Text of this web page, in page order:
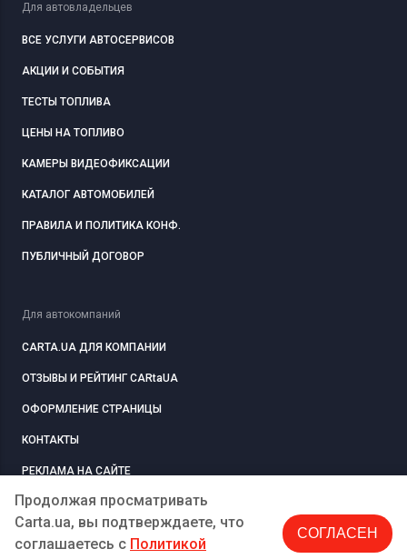
Продолжая просматривать
Carta.ua, вы подтверждаете, что
соглашаетесь c Политикой
СОГЛАСЕН
Для автовладельцев
ВСЕ УСЛУГИ АВТОСЕРВИСОВ
АКЦИИ И СОБЫТИЯ
ТЕСТЫ ТОПЛИВА
ЦЕНЫ НА ТОПЛИВО
КАМЕРЫ ВИДЕОФИКСАЦИИ
КАТАЛОГ АВТОМОБИЛЕЙ
ПРАВИЛА И ПОЛИТИКА КОНФ.
ПУБЛИЧНЫЙ ДОГОВОР
Для автокомпаний
CARTA.UA ДЛЯ КОМПАНИИ
ОТЗЫВЫ И РЕЙТИНГ CARtaUA
ОФОРМЛЕНИЕ СТРАНИЦЫ
КОНТАКТЫ
РЕКЛАМА НА САЙТЕ
РЕГИСТРАЦИЯ КОМПАНИЮ